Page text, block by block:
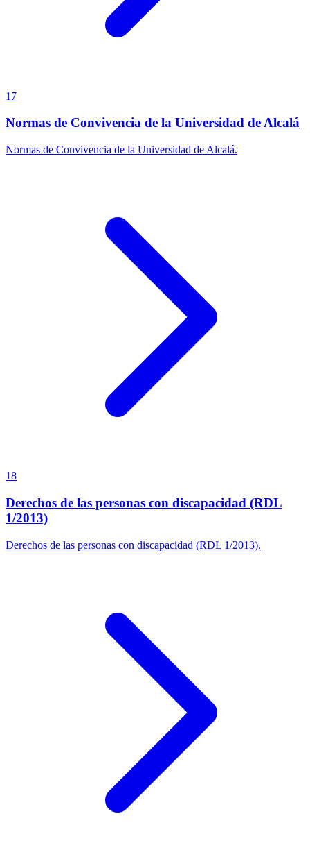
17
Normas de Convivencia de la Universidad de Alcalá
Normas de Convivencia de la Universidad de Alcalá.
18
Derechos de las personas con discapacidad (RDL
1/2013)
Derechos de las personas con discapacidad (RDL 1/2013).